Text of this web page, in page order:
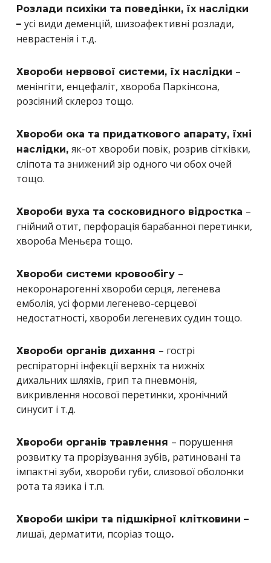
Розлади психіки та поведінки, їх наслідки
– усі види деменцій, шизоафективні розлади,
неврастенія і т.д.
Хвороби нервової системи, їх наслідки –
менінгіти, енцефаліт, хвороба Паркінсона,
розсіяний склероз тощо.
Хвороби ока та придаткового апарату, їхні
наслідки, як-от хвороби повік, розрив сітківки,
сліпота та знижений зір одного чи обох очей
тощо.
Хвороби вуха та сосковидного відростка –
гнійний отит, перфорація барабанної перетинки,
хвороба Меньєра тощо.
Хвороби системи кровообігу –
некоронарогенні хвороби серця, легенева
емболія, усі форми легенево-серцевої
недостатності, хвороби легеневих судин тощо.
Хвороби органів дихання – гострі
респіраторні інфекції верхніх та нижніх
дихальних шляхів, грип та пневмонія,
викривлення носової перетинки, хронічний
синусит і т.д.
Хвороби органів травлення – порушення
розвитку та прорізування зубів, ратиновані та
імпактні зуби, хвороби губи, слизової оболонки
рота та язика і т.п.
Хвороби шкіри та підшкірної клітковини –
лишаї, дерматити, псоріаз тощо.